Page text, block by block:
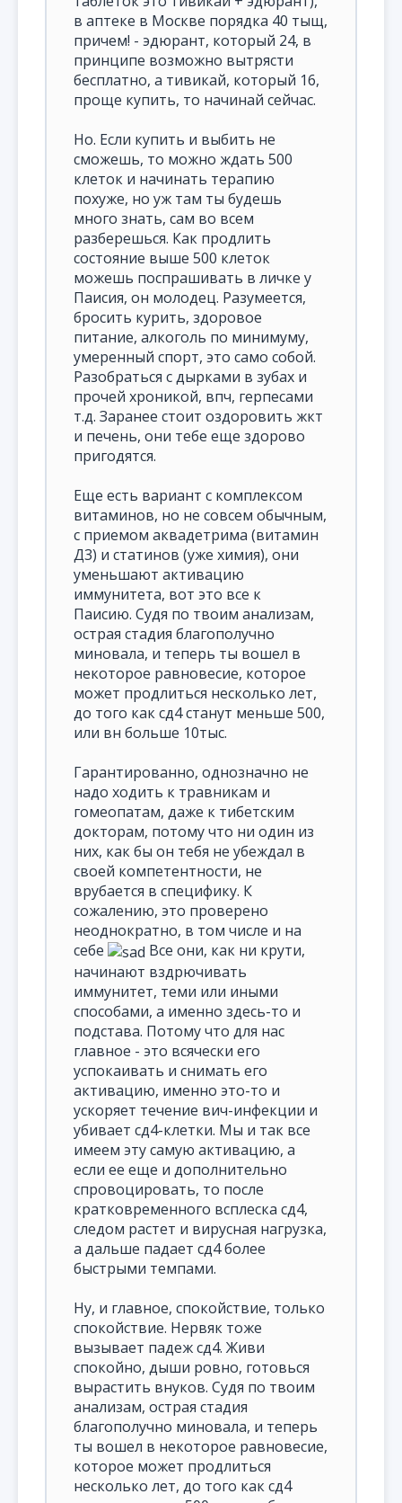
в аптеке в Москве порядка 40 тыщ,
причем! - эдюрант, который 24, в
принципе возможно вытрясти
бесплатно, а тивикай, который 16,
проще купить, то начинай сейчас.
Но. Если купить и выбить не
сможешь, то можно ждать 500
клеток и начинать терапию
похуже, но уж там ты будешь
много знать, сам во всем
разберешься. Как продлить
состояние выше 500 клеток
можешь поспрашивать в личке у
Паисия, он молодец. Разумеется,
бросить курить, здоровое
питание, алкоголь по минимуму,
умеренный спорт, это само собой.
Разобраться с дырками в зубах и
прочей хроникой, впч, герпесами
т.д. Заранее стоит оздоровить жкт
и печень, они тебе еще здорово
пригодятся.
Еще есть вариант с комплексом
витаминов, но не совсем обычным,
с приемом аквадетрима (витамин
Д3) и статинов (уже химия), они
уменьшают активацию
иммунитета, вот это все к
Паисию. Судя по твоим анализам,
острая стадия благополучно
миновала, и теперь ты вошел в
некоторое равновесие, которое
может продлиться несколько лет,
до того как сд4 станут меньше 500,
или вн больше 10тыс.
Гарантированно, однозначно не
надо ходить к травникам и
гомеопатам, даже к тибетским
докторам, потому что ни один из
них, как бы он тебя не убеждал в
своей компетентности, не
врубается в специфику. К
сожалению, это проверено
неоднократно, в том числе и на
себе
Все они, как ни крути,
начинают вздрючивать
иммунитет, теми или иными
способами, а именно здесь-то и
подстава. Потому что для нас
главное - это всячески его
успокаивать и снимать его
активацию, именно это-то и
ускоряет течение вич-инфекции и
убивает сд4-клетки. Мы и так все
имеем эту самую активацию, а
если ее еще и дополнительно
спровоцировать, то после
кратковременного всплеска сд4,
следом растет и вирусная нагрузка,
а дальше падает сд4 более
быстрыми темпами.
Ну, и главное, спокойствие, только
спокойствие. Нервяк тоже
вызывает падеж сд4. Живи
спокойно, дыши ровно, готовься
вырастить внуков. Судя по твоим
анализам, острая стадия
благополучно миновала, и теперь
ты вошел в некоторое равновесие,
которое может продлиться
несколько лет, до того как сд4